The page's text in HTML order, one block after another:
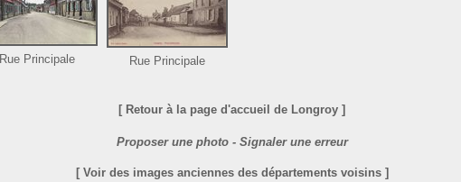
Rue Principale Rue Principale
[ Retour à la page d'accueil de Longroy ]
Proposer une photo - Signaler une erreur
[ Voir des images anciennes des départements voisins ]